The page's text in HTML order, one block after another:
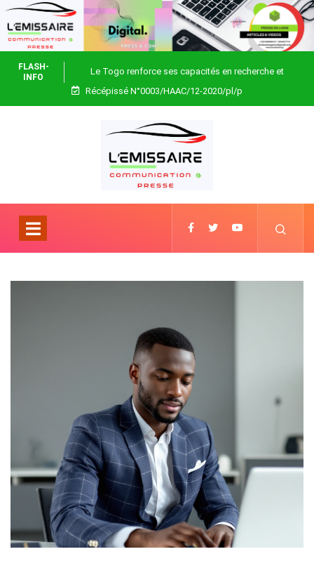
FLASH-
INFO
Le Togo renforce ses capacités en recherche et
biotechnologie
Récépissé N°0003/HAAC/12-2020/pl/p